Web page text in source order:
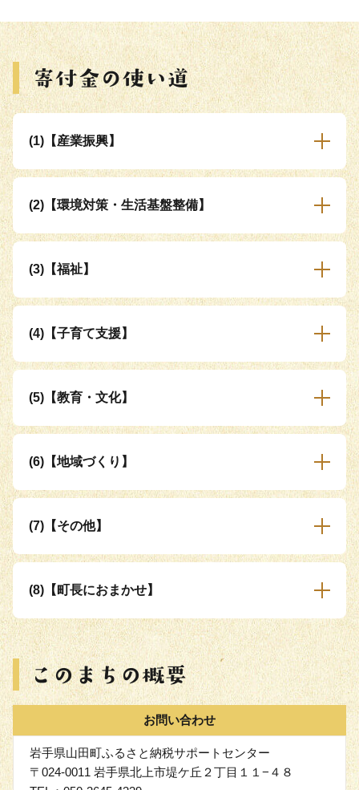
(1)【産業振興】
(2)【環境対策・生活基盤整備】
(3)【福祉】
(4)【子育て支援】
(5)【教育・文化】
(6)【地域づくり】
(7)【その他】
(8)【町長におまかせ】
お問い合わせ
岩手県山田町ふるさと納税サポートセンター
〒024-0011 岩手県北上市堤ケ丘２丁目１１−４８